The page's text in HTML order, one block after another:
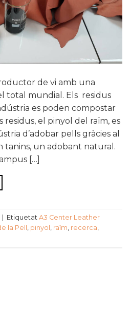
de vi amb una
total mundial. Els residus
es poden compostar
residus, el pinyol del raïm, es
d’adobar pells gràcies al
tanins, un adobant natural.
[…]
Etiquetat A3 Center Leather
la Pell , pinyol , raïm, recerca,